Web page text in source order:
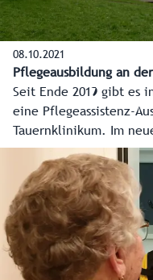
08.10.2021
Pflegeausbildung an
Seit Ende 2019 gibt es
eine Pflegeassistenz-
Tauernklinikum. Im
Schülerinnen